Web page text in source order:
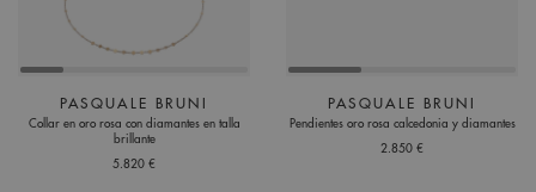
PASQUALE BRUNI
Collar en oro rosa con diamantes en talla
brillante
5.820 €
PASQUALE BRUNI
Pendientes oro rosa calcedonia y diamantes
2.850 €